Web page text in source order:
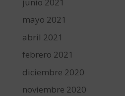
mayo 2021
abril 2021
febrero 2021
diciembre 2020
noviembre 2020